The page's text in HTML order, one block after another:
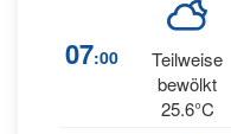
07:00
Teilweise
bewölkt
25.6°C